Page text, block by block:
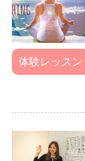
体験レッスン